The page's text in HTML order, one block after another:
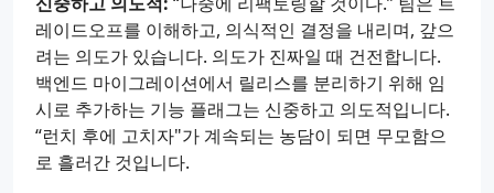
레이드오프를 이해하고, 의식적인 결정을 내리며, 갚으
려는 의도가 있습니다. 의도가 진짜일 때 건전합니다.
백엔드 마이그레이션에서 릴리스를 분리하기 위해 임
시로 추가하는 기능 플래그는 신중하고 의도적입니다.
“런치 후에 고치자"가 계속되는 농담이 되면 무모함으
로 흘러간 것입니다.